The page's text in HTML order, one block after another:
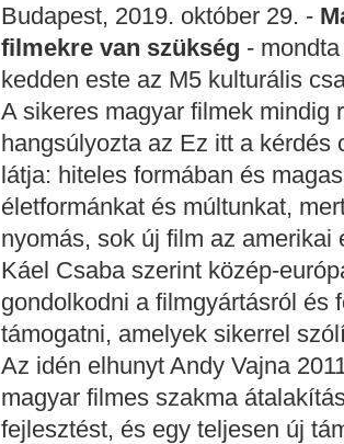
Budapest, 2019. október 29. -
filmekre van szükség -
kedden este az M5 kulturális
A sikeres magyar filmek mindig
hangsúlyozta az Ez itt a
látja: hiteles formában és
életformánkat és múltunkat,
nyomás, sok új film az amerikai
Káel Csaba szerint közép-
gondolkodni a filmgyártásról és
támogatni, amelyek sikerrel
Az idén elhunyt Andy Vajna
magyar filmes szakma
fejlesztést, és egy teljesen új